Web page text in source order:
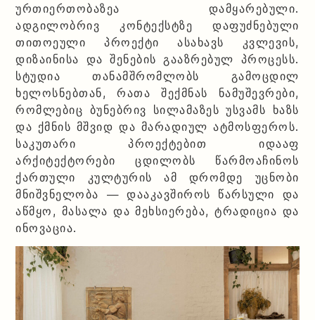
ურთიერთობაზეა დამყარებული.
ადგილობრივ კონტექსტზე დაფუძნებული
თითოეული პროექტი ასახავს კვლევის,
დიზაინისა და შენების გააზრებულ პროცესს.
სტუდია თანამშრომლობს გამოცდილ
ხელოსნებთან, რათა შექმნას ნამუშევრები,
რომლებიც ბუნებრივ სილამაზეს უსვამს ხაზს
და ქმნის მშვიდ და მარადიულ ატმოსფეროს.
საკუთარი პროექტებით იდააფ
არქიტექტორები ცდილობს წარმოაჩინოს
ქართული კულტურის ამ დრომდე უცნობი
მნიშვნელობა — დააკავშიროს წარსული და
აწმყო, მასალა და მეხსიერება, ტრადიცია და
ინოვაცია.